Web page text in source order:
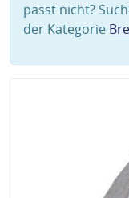
passt nicht?
der Kategorie